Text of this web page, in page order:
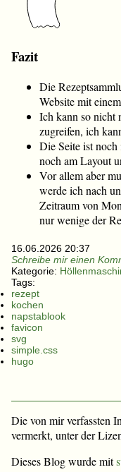
Fazit
Die
Website mit
Ich kann so nicht
zugreifen, ich
Die Seite ist
noch am Layout
Vor allem aber
werde ich nach
Zeitraum von
nur wenige der
16.06.2026 20:37
Schreibe mir einen
Kategorie:
Tags:
rezept
kochen
napstablook
favicon
svg
simple.css
hugo
Die von mir verfassten
vermerkt, unter der
Dieses Blog wurde mit